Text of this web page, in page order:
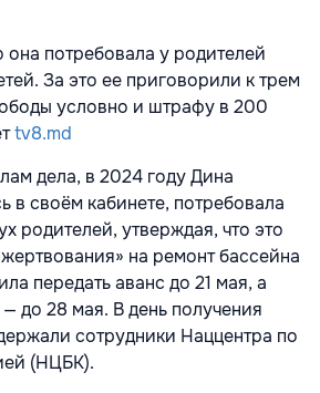
она потребовала у родителей
За это ее приговорили к трем
условно и штрафу в 200
tv8.md
дела, в 2024 году Дина
в своём кабинете, потребовала
родителей, утверждая, что это
на ремонт бассейна
передать аванс до 21 мая, а
до 28 мая. В день получения
сотрудники Наццентра по
(НЦБК).